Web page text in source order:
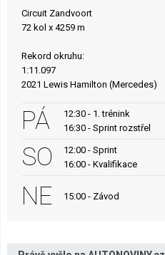
Circuit Zandvoort
72 kol x 4259 m
Rekord okruhu:
1:11.097
2021 Lewis Hamilton (Mercedes)
PÁ
12:30 - 1. trénink
16:30 - Sprint rozstřel
SO
12:00 - Sprint
16:00 - Kvalifikace
NE 15:00 - Závod